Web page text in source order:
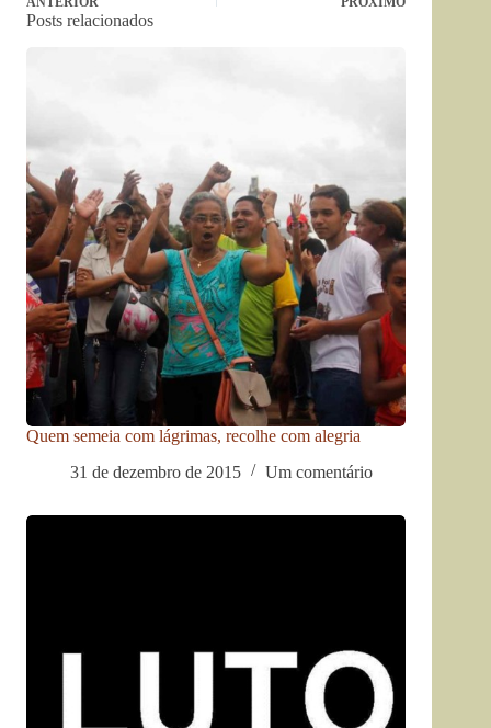
Posts relacionados
Quem semeia com lágrimas, recolhe com alegria
31 de dezembro de 2015
Um comentário